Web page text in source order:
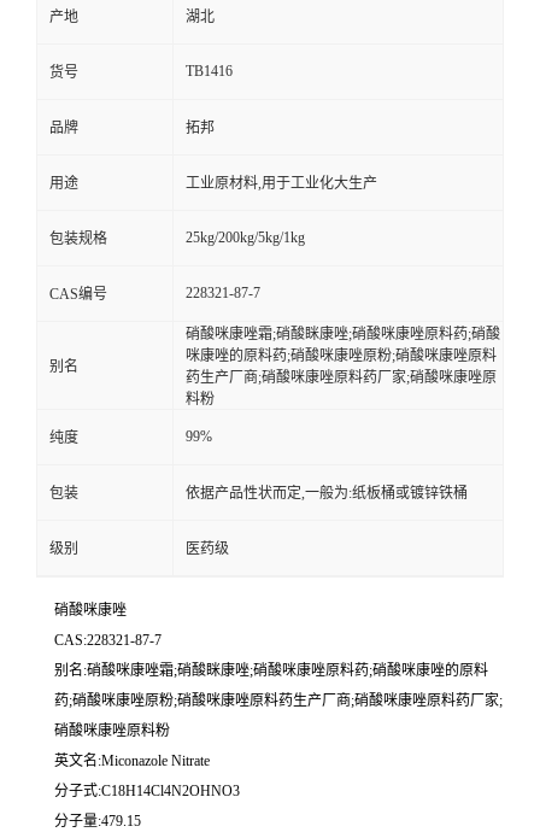
产地 湖北
货号 TB1416
品牌 拓邦
用途 工业原材料,用于工业化大生产
包装规格 25kg/200kg/5kg/1kg
CAS编号 228321-87-7
别名
硝酸咪康唑霜;硝酸眯康唑;硝酸咪康唑原料药;硝酸
咪康唑的原料药;硝酸咪康唑原粉;硝酸咪康唑原料
药生产厂商;硝酸咪康唑原料药厂家;硝酸咪康唑原
料粉
纯度 99%
包装 依据产品性状而定,一般为:纸板桶或镀锌铁桶
级别 医药级
硝酸咪康唑
CAS:228321-87-7
别名:硝酸咪康唑霜;硝酸眯康唑;硝酸咪康唑原料药;硝酸咪康唑的原料
药;硝酸咪康唑原粉;硝酸咪康唑原料药生产厂商;硝酸咪康唑原料药厂家;
硝酸咪康唑原料粉
英文名:Miconazole Nitrate
分子式:C18H14Cl4N2OHNO3
分子量:479.15